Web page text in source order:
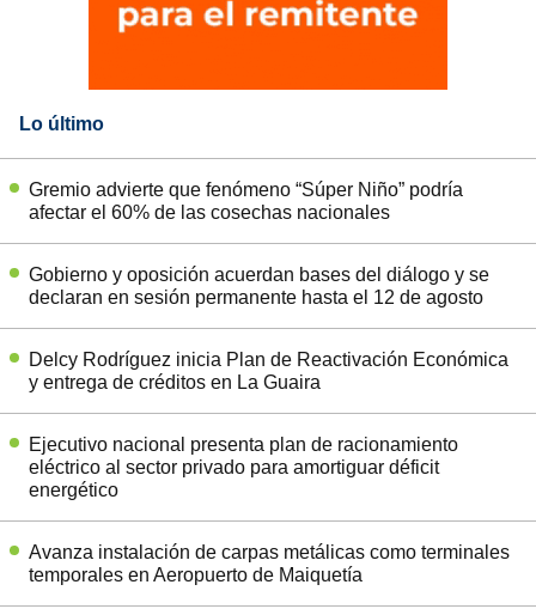
Lo último
Gremio advierte que fenómeno “Súper Niño” podría
afectar el 60% de las cosechas nacionales
Gobierno y oposición acuerdan bases del diálogo y se
declaran en sesión permanente hasta el 12 de agosto
Delcy Rodríguez inicia Plan de Reactivación Económica
y entrega de créditos en La Guaira
Ejecutivo nacional presenta plan de racionamiento
eléctrico al sector privado para amortiguar déficit
energético
Avanza instalación de carpas metálicas como terminales
temporales en Aeropuerto de Maiquetía